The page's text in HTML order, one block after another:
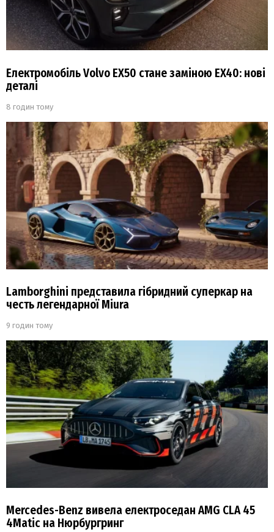
Електромобіль Volvo EX50 стане заміною EX40: нові
деталі
8 годин тому
Lamborghini представила гібридний суперкар на
честь легендарної Miura
9 годин тому
Mercedes-Benz вивела електроседан AMG CLA 45
4Matic на Нюрбургринг